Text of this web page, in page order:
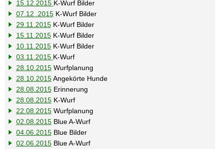
15.12.2015 K-Wurf Bilder
07.12 .2015K-Wurf Bilder
29.11.2015K-Wurf Bilder
15.11.2015K-Wurf Bilder
10.11.2015K-Wurf Bilder
03.11.2015 K-Wurf
28.10.2015Wurfplanung
28.10.2015Angekörte Hunde
28.08.2015Erinnerung
28.08.2015K-Wurf
22.08.2015Wurfplanung
02.08.2015Blue A-Wurf
04.06.2015Blue Bilder
02.06.2015Blue A-Wurf